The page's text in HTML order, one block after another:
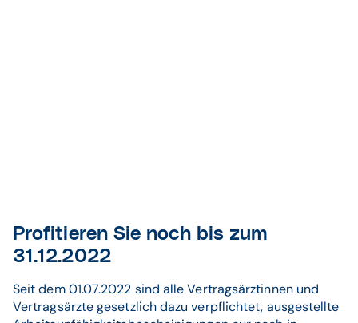
Profitieren Sie noch bis zum
31.12.2022
Seit dem 01.07.2022 sind alle Vertragsärztinnen und
Vertragsärzte gesetzlich dazu verpflichtet, ausgestellte